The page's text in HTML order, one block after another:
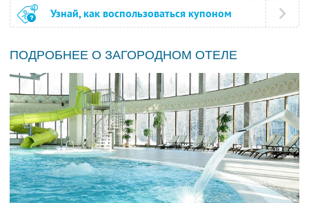
Узнай, как воспользоваться купоном
ПОДРОБНЕЕ О ЗАГОРОДНОМ ОТЕЛЕ